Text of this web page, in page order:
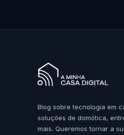
Blog sobre tecnologia em
soluções de domótica,
mais. Queremos tornar a